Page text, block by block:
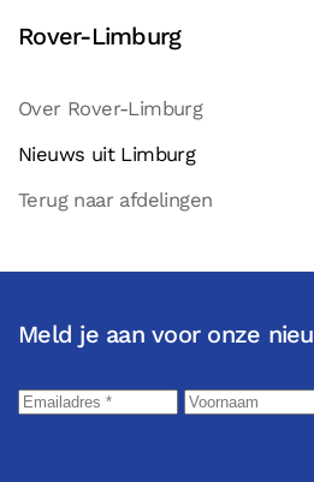
Rover-Limburg
Over Rover-Limburg
Nieuws uit Limburg
Terug naar afdelingen
Meld je aan voor onze